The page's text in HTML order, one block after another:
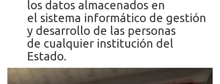
los datos almacenados en
el sistema informático de gestión
y desarrollo de las personas
de cualquier institución del
Estado.